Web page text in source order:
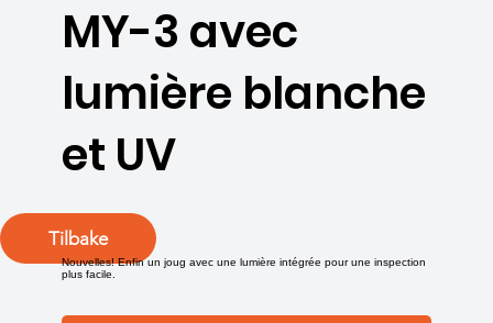
Tilbake
MY-3 avec
lumière blanche
et UV
Nouvelles! Enfin un joug avec une lumière intégrée pour une inspection
plus facile.